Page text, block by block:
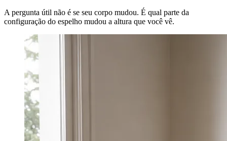
A pergunta útil não é se seu corpo mudou. É qual parte da
configuração do espelho mudou a altura que você vê.